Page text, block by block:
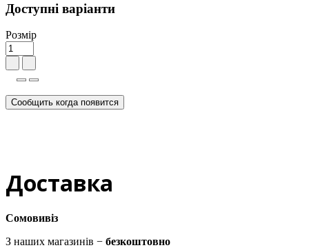
Доступні варіанти
Розмір
Сообщить когда появится
Доставка
Сомовивіз
З наших магазинів − безкоштовно